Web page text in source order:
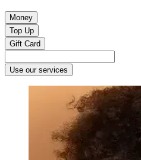
Money
Top Up
Gift Card
Use our services